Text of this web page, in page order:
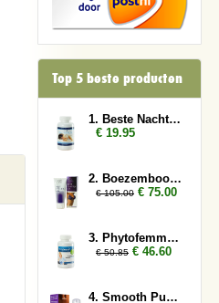
Top 5 beste producten
1. Beste Nachtrust
€ 19.95
2. Boezembooster 3x
€ 105.00 € 75.00
3. Phytofemme 3x
€ 50.85 € 46.60
4. Smooth Pussy 5x